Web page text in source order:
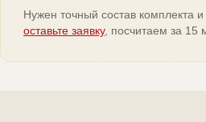
Нужен точный состав комплекта
оставьте заявку, посчитаем за 15